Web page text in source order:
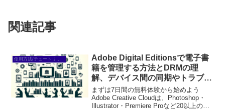
関連記事
Adobe Digital Editionsで電子書
籍を管理する方法とDRMの理
解、デバイス間の同期やトラブル
シューティングの解決策
まずは7日間の無料体験から始めよう
Adobe Creative Cloudは、Photoshop・
Illustrator・Premiere Proなど20以上のア